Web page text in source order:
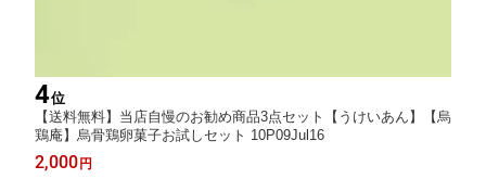
4位
【送料無料】当店自慢のお勧め商品3点セット【うけいあん】【烏
鶏庵】烏骨鶏卵菓子お試しセット 10P09Jul16
2,000円